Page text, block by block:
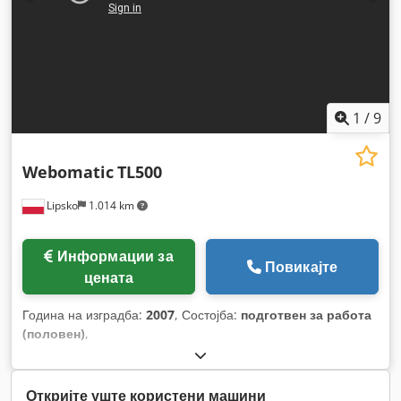
1 /9
Lipsko 1.014 km
WebomaticTL500
цената
Повикајте
Година на изградба: 2007, Состојба: подготвен за работа
(половен),
Откријте уште користени машини